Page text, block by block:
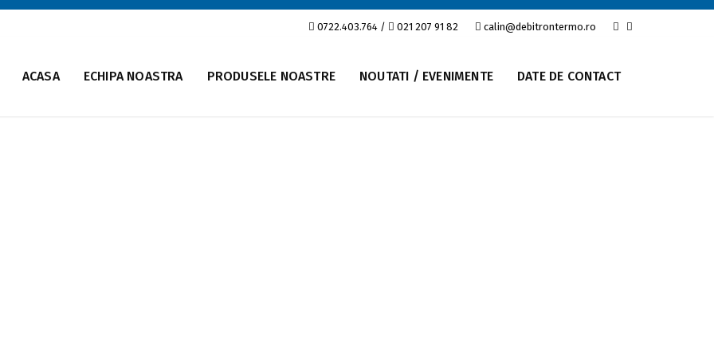
0722.403.764 / 021 207 91 82 calin@debitrontermo.ro
ACASA ECHIPA NOASTRA PRODUSELE NOASTRE NOUTATI / EVENIMENTE DATE DE CONTACT